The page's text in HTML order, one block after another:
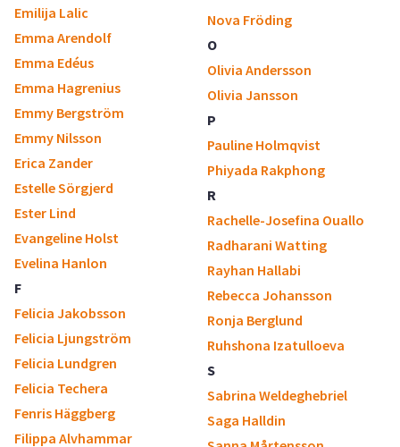
Emilija Lalic
Emma Arendolf
Emma Edéus
Emma Hagrenius
Emmy Bergström
Emmy Nilsson
Erica Zander
Estelle Sörgjerd
Ester Lind
Evangeline Holst
Evelina Hanlon
F
Felicia Jakobsson
Felicia Ljungström
Felicia Lundgren
Felicia Techera
Fenris Häggberg
Filippa Alvhammar
Nova Fröding
O
Olivia Andersson
Olivia Jansson
P
Pauline Holmqvist
Phiyada Rakphong
R
Rachelle-Josefina Ouallo
Radharani Watting
Rayhan Hallabi
Rebecca Johansson
Ronja Berglund
Ruhshona Izatulloeva
S
Sabrina Weldeghebriel
Saga Halldin